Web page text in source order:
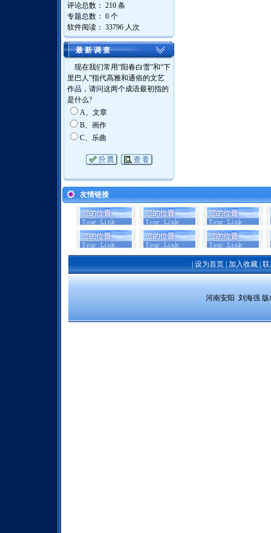
评论总数： 210 条
专题总数： 0 个
软件阅读： 33796 人次
最 新 调 查
现在我们常用“阳春白雪”和“下
里巴人”指代高雅和通俗的文艺
作品，请问这两个成语最初指的
是什么?
A、文章
B、画作
C、乐曲
友情链接
设为首页 加入收藏
河南安阳  刘海强 版